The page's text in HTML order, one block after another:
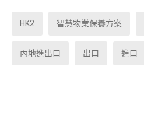
HK2 智慧物業保養方案
內地進出口 出口 進口